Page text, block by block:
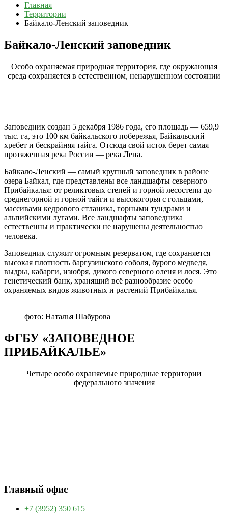
Главная
Территории
Байкало-Ленский заповедник
Байкало-Ленский заповедник
Особо охраняемая природная территория, где окружающая
среда сохраняется в естественном, ненарушенном состоянии
Заповедник создан 5 декабря 1986 года, его площадь — 659,9
тыс. га, это 100 км байкальского побережья, Байкальский
хребет и бескрайняя тайга. Отсюда свой исток берет самая
протяженная река России — река Лена.
Байкало-Ленский — самый крупный заповедник в районе
озера Байкал, где представлены все ландшафты северного
Прибайкалья: от реликтовых степей и горной лесостепи до
среднегорной и горной тайги и высокогорья с гольцами,
массивами кедрового стланика, горными тундрами и
альпийскими лугами. Все ландшафты заповедника
естественны и практически не нарушены деятельностью
человека.
Заповедник служит огромным резерватом, где сохраняется
высокая плотность баргузинского соболя, бурого медведя,
выдры, кабарги, изюбря, дикого северного оленя и лося. Это
генетический банк, хранящий всё разнообразие особо
охраняемых видов животных и растений Прибайкалья.
фото: Наталья Шабурова
ФГБУ «ЗАПОВЕДНОЕ
ПРИБАЙКАЛЬЕ»
Четыре особо охраняемые природные территории
федерального значения
Главный офис
+7 (3952) 350 615